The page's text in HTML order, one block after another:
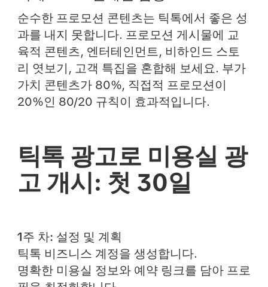
순수한 프로모션 콘텐츠는 틱톡에서 좋은 성
과를 내지 못합니다. 프로모션 게시물에 교
육적 콘텐츠, 엔터테인먼트, 비하인드 스토
리 엿보기, 고객 특집을 혼합해 보세요. 부가
가치 콘텐츠가 80%, 직접적 프로모션이
20%인 80/20 규칙이 효과적입니다.
틱톡 광고로 미용실 광
고 개시: 첫 30일
1주 차: 설정 및 계획
틱톡 비즈니스 계정을 생성합니다.
명확한 미용실 정보와 예약 링크를 담아 프로